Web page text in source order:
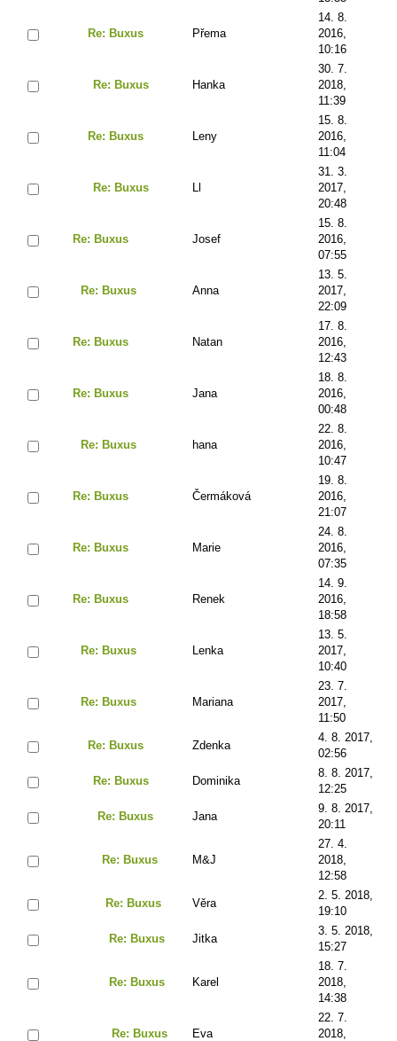
Re: Buxus Přema
14. 8.
2016,
10:16
Re: Buxus Hanka
30. 7.
2018,
11:39
Re: Buxus Leny
15. 8.
2016,
11:04
Re: Buxus
31. 3.
2017,
20:48
Re: Buxus Josef
15. 8.
2016,
07:55
Re: Buxus Anna
13. 5.
2017,
22:09
Re: Buxus Natan
17. 8.
2016,
12:43
Re: Buxus Jana
18. 8.
2016,
00:48
Re: Buxus hana
22. 8.
2016,
10:47
Re: Buxus Čermáková
19. 8.
2016,
21:07
Re: Buxus Marie
24. 8.
2016,
07:35
Re: Buxus Renek
14. 9.
2016,
18:58
Re: Buxus Lenka
13. 5.
2017,
10:40
Re: Buxus Mariana
23. 7.
2017,
11:50
Re: Buxus Zdenka
4. 8. 2017,
02:56
Re: Buxus Dominika
8. 8. 2017,
12:25
Re: Buxus Jana
9. 8. 2017,
20:11
Re: Buxus M&J
27. 4.
2018,
12:58
Re: Buxus Věra
2. 5. 2018,
19:10
Re: Buxus Jitka
3. 5. 2018,
15:27
Re: Buxus Karel
18. 7.
2018,
14:38
Re: Buxus Eva
22. 7.
2018,